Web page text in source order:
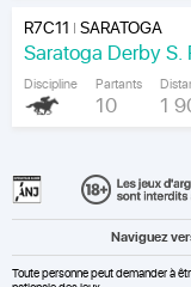
R7C11 |SARATOGA
Saratoga Derby S.
Discipline Partants
10 1
Naviguez
Toute personne peut demander à